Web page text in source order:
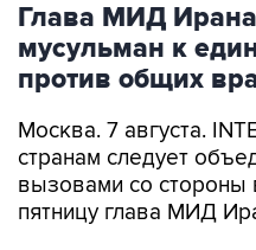
Глава МИД
мусульман к
против общих
Москва. 7 августа.
странам следует
вызовами со стороны
пятницу глава МИД